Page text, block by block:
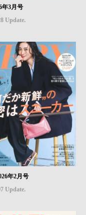
年3月号
Update.
年2月号
Update.